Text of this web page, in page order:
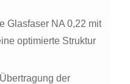
Glasfaser NA 0,22 mit
optimierte Struktur
der